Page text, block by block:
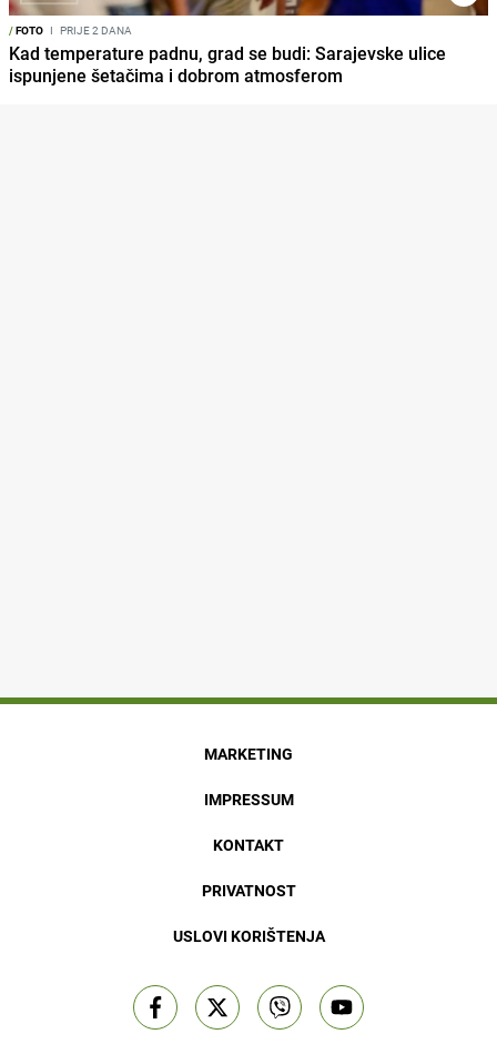
/FOTO I PRIJE 2 DANA
Kad temperature padnu, grad se budi: Sarajevske ulice
ispunjene šetačima i dobrom atmosferom
MARKETING
IMPRESSUM
KONTAKT
PRIVATNOST
USLOVI KORIŠTENJA